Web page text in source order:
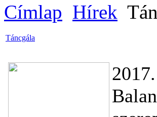
Címlap Hírek
Táncgála